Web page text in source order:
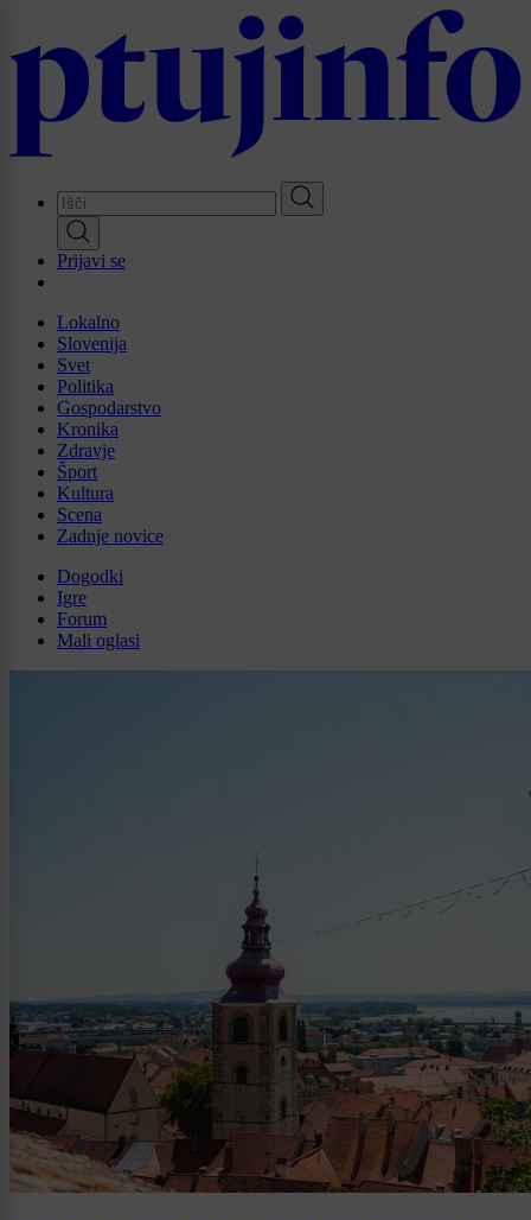
main
Prijavi se
Lokalno
Slovenija
Svet
Politika
Gospodarstvo
Kronika
Zdravje
Šport
Kultura
Scena
Zadnje novice
Dogodki
Igre
Forum
Mali oglasi